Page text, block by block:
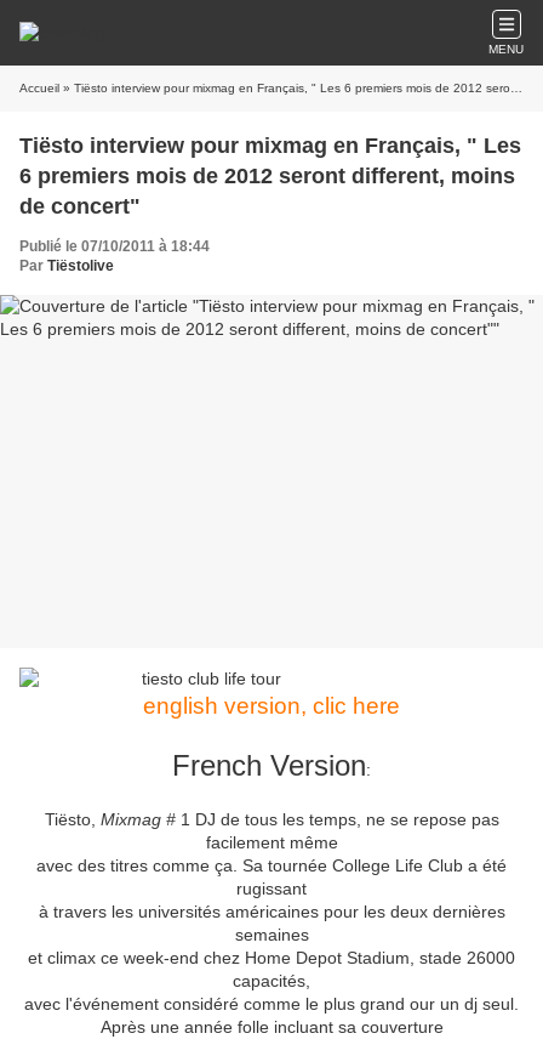
MENU
Accueil » Tiësto interview pour mixmag en Français, " Les 6 premiers mois de 2012 seront different, moins de concert"
Tiësto interview pour mixmag en Français, " Les
6 premiers mois de 2012 seront different, moins
de concert"
Publié le 07/10/2011 à 18:44
Par Tiëstolive
english version, clic here
French Version:
Tiësto, Mixmag #1 DJ de tous les temps, ne se repose pas
facilement même
avec des titres comme ça. Sa tournée College Life Club a été
rugissant
à travers les universités américaines pour les deux dernières
semaines
et climax ce week-end chez Home Depot Stadium, stade 26000
capacités,
avec l'événement considéré comme le plus grand our un dj seul.
Après une année folle incluant sa couverture